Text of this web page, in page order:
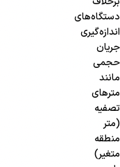
دستگاه‌های
اندازه‌گیری
جریان
حجمی
مانند
مترهای
تصفیه
(متر
منطقه
متغیر)